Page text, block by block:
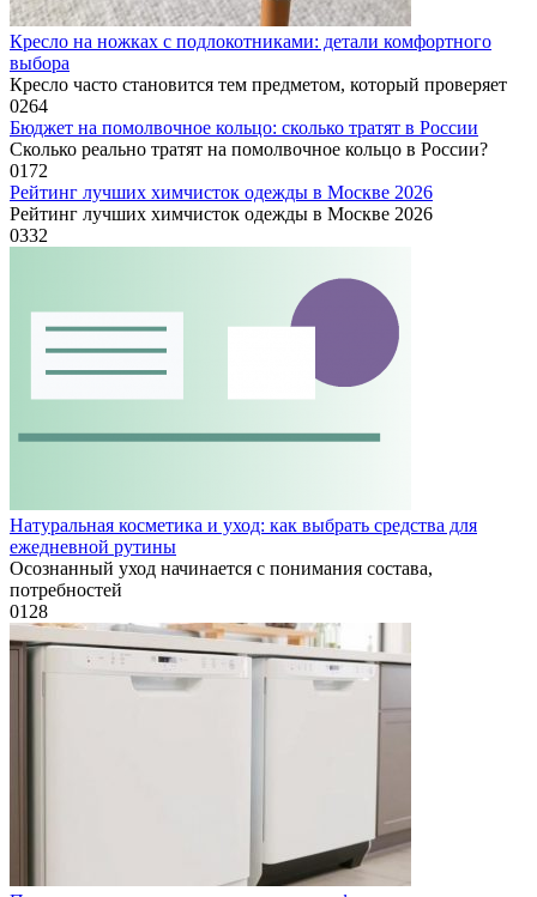
Кресло на ножках с подлокотниками: детали комфортного
выбора
Кресло часто становится тем предметом, который проверяет
0264
Бюджет на помолвочное кольцо: сколько тратят в России
Сколько реально тратят на помолвочное кольцо в России?
0172
Рейтинг лучших химчисток одежды в Москве 2026
Рейтинг лучших химчисток одежды в Москве 2026
0332
Натуральная косметика и уход: как выбрать средства для
ежедневной рутины
Осознанный уход начинается с понимания состава,
потребностей
0128